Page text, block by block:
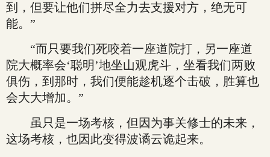
到，但要让他们拼尽全力去支援对方，绝无可
能。”
“而只要我们死咬着一座道院打，另一座道
院大概率会‘聪明’地坐山观虎斗，坐看我们两败
俱伤，到那时，我们便能趁机逐个击破，胜算也
会大大增加。”
虽只是一场考核，但因为事关修士的未来，
这场考核，也因此变得波谲云诡起来。